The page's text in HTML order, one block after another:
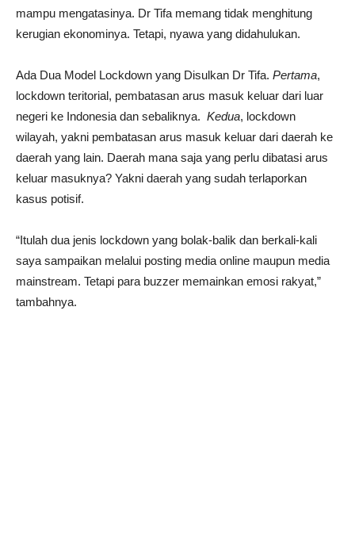
mampu mengatasinya. Dr Tifa memang tidak menghitung
kerugian ekonominya. Tetapi, nyawa yang didahulukan.
Ada Dua Model Lockdown yang Disulkan Dr Tifa. Pertama,
lockdown teritorial, pembatasan arus masuk keluar dari luar
negeri ke Indonesia dan sebaliknya. Kedua, lockdown
wilayah, yakni pembatasan arus masuk keluar dari daerah ke
daerah yang lain. Daerah mana saja yang perlu dibatasi arus
keluar masuknya? Yakni daerah yang sudah terlaporkan
kasus potisif.
“Itulah dua jenis lockdown yang bolak-balik dan berkali-kali
saya sampaikan melalui posting media online maupun media
mainstream. Tetapi para buzzer memainkan emosi rakyat,”
tambahnya.